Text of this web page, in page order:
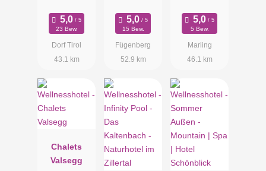
23 Bew.
Dorf Tirol
43.1 km
15 Bew.
Fügenberg
52.9 km
5 Bew.
Marling
46.1 km
Chalets
Valsegg